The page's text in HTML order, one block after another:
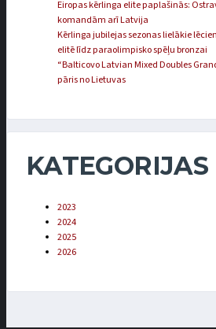
Eiropas kērlinga elite paplašinās:
komandām arī Latvija
Kērlinga jubilejas sezonas lielākie
elitē līdz paraolimpisko spēļu bronzai
“Balticovo Latvian Mixed Doubles
pāris no Lietuvas
KATEGORIJAS
2023
2024
2025
2026